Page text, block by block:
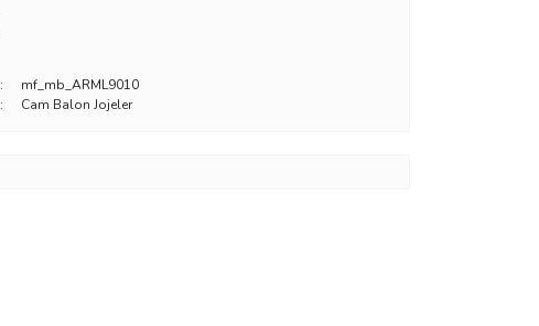
mf_mb_ARML9010
Cam Balon Jojeler